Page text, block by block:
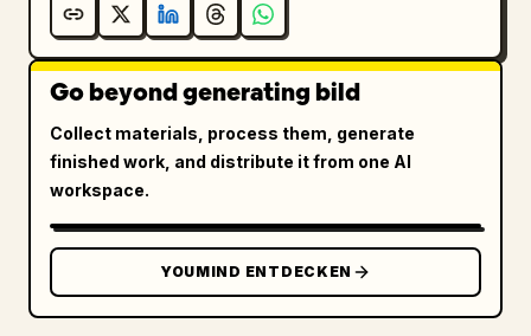
Go beyond generating bild
Collect materials, process them, generate
finished work, and distribute it from one AI
workspace.
YOUMIND ENTDECKEN